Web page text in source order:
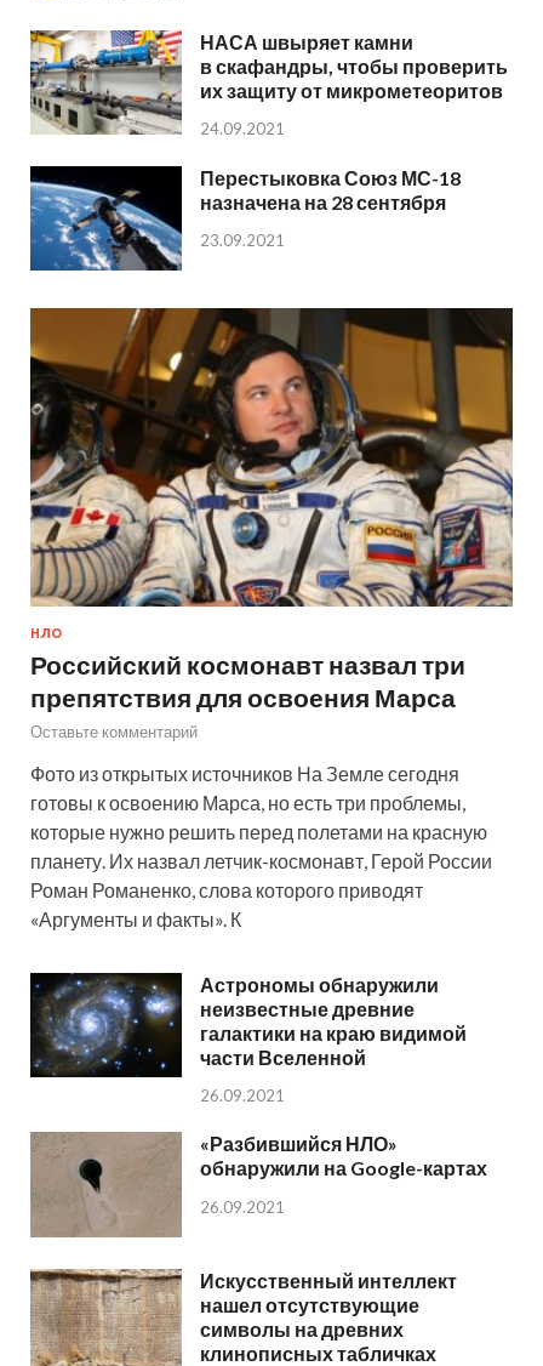
НАСА швыряет камни
в скафандры, чтобы проверить
их защиту от микрометеоритов
24.09.2021
Перестыковка Союз МС-18
назначена на 28 сентября
23.09.2021
НЛО
Российский космонавт назвал три
препятствия для освоения Марса
Оставьте комментарий
Фото из открытых источников На Земле сегодня
готовы к освоению Марса, но есть три проблемы,
которые нужно решить перед полетами на красную
планету. Их назвал летчик-космонавт, Герой России
Роман Романенко, слова которого приводят
«Аргументы и факты». К
Астрономы обнаружили
неизвестные древние
галактики на краю видимой
части Вселенной
26.09.2021
«Разбившийся НЛО»
обнаружили на Google-картах
26.09.2021
Искусственный интеллект
нашел отсутствующие
символы на древних
клинописных табличках